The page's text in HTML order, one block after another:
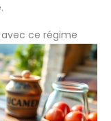
ce régime